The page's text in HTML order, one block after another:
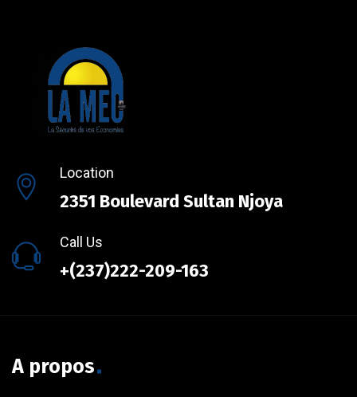
Location
2351 Boulevard Sultan Njoya
Call Us
+(237)222-209-163
A propos